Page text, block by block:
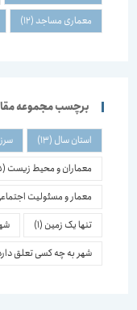
معماری مساجد(12)
برچسب مجموعه
استان سال(13)
معماران و محیط زیست(5)
معمار و مسئولیت اجتماعی(2)
تنها یک زمین(1)
شهر به چه کسی تعلق دارد(1)